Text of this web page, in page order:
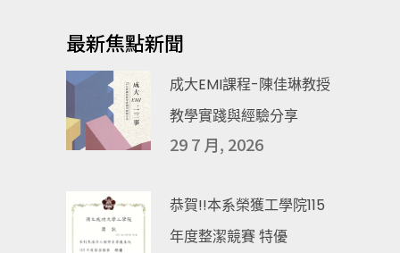
最新焦點新聞
成大EMI課程-陳佳琳教授
教學實踐與經驗分享
29 7 月, 2026
恭賀!!本系榮獲工學院115
年度整潔競賽 特優